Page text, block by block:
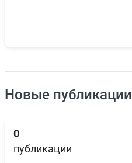
Новые публикации
0
публикации